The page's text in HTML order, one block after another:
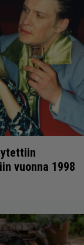
vuonna 1998